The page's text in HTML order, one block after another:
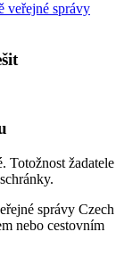
veřejné správy
Totožnost žadatele
správy Czech
nebo cestovním